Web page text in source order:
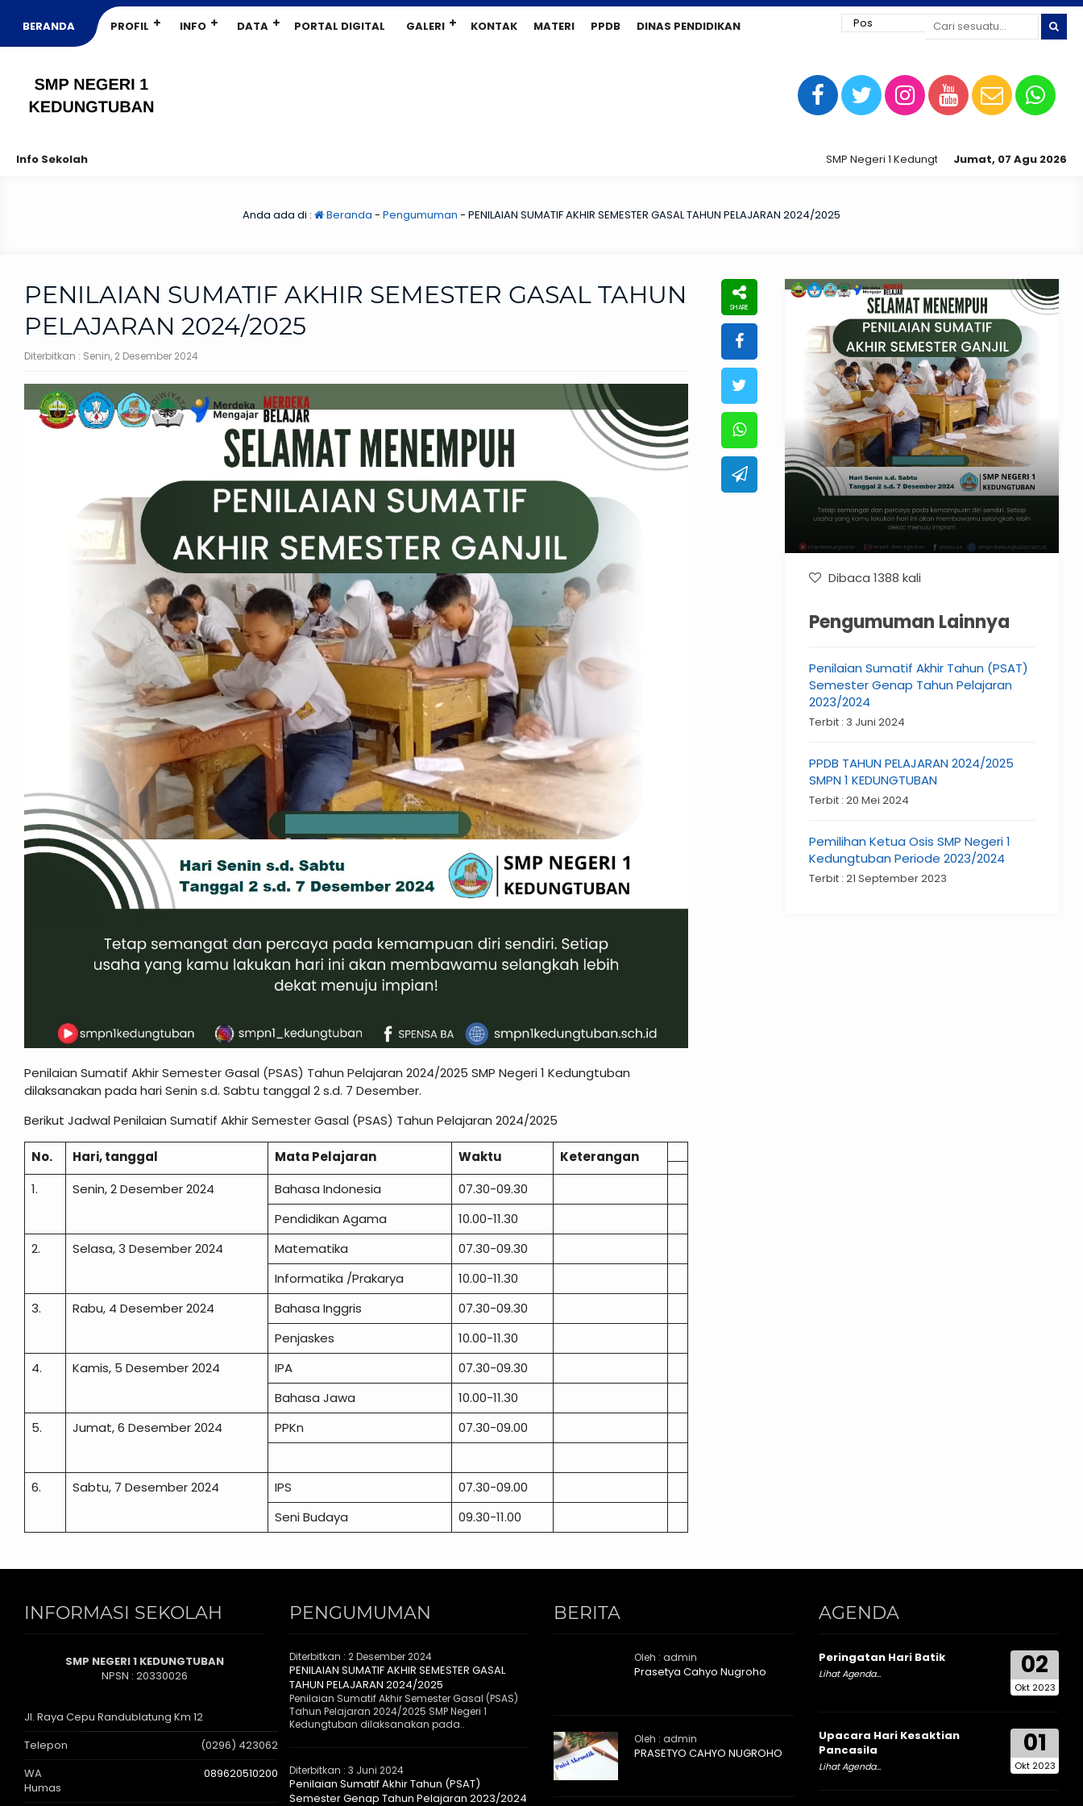
BERANDA PROFIL INFO DATA PORTAL DIGITAL GALERI KONTAK MATERI PPDB DINAS PENDIDIKAN
Info Sekolah Jumat, 07 Agu 2026
SMP Negeri 1 Kedungtuban jaya siap digital !
Anda ada di : Beranda - Pengumuman - PENILAIAN SUMATIF AKHIR SEMESTER GASAL TAHUN PELAJARAN 2024/2025
PENILAIAN SUMATIF AKHIR SEMESTER GASAL TAHUN
PELAJARAN 2024/2025
Diterbitkan : Senin, 2 Desember 2024
Penilaian Sumatif Akhir Semester Gasal (PSAS) Tahun Pelajaran 2024/2025 SMP Negeri 1 Kedungtuban
dilaksanakan pada hari Senin s.d. Sabtu tanggal 2 s.d. 7 Desember.
Berikut Jadwal Penilaian Sumatif Akhir Semester Gasal (PSAS) Tahun Pelajaran 2024/2025
No. Hari, tanggal Mata Pelajaran Waktu
Keterangan
1.
Senin, 2 Desember 2024 Bahasa Indonesia
07.30-09.30
Pendidikan Agama
10.00-11.30
2.
Selasa, 3 Desember 2024 Matematika
07.30-09.30
Informatika /Prakarya
10.00-11.30
3.
Rabu, 4 Desember 2024 Bahasa Inggris
07.30-09.30
Penjaskes
10.00-11.30
4.
Kamis, 5 Desember 2024 IPA
07.30-09.30
Bahasa Jawa
10.00-11.30
5.
Jumat, 6 Desember 2024 PPKn 07.30-09.00
6. Sabtu, 7 Desember 2024 IPS
07.30-09.00
Seni Budaya
09.30-11.00
Dibaca 1388 kali
Pengumuman Lainnya
Penilaian Sumatif Akhir Tahun (PSAT)
Semester Genap Tahun Pelajaran
2023/2024
Terbit : 3 Juni 2024
PPDB TAHUN PELAJARAN 2024/2025
SMPN 1 KEDUNGTUBAN
Terbit : 20 Mei 2024
Pemilihan Ketua Osis SMP Negeri 1
Kedungtuban Periode 2023/2024
Terbit : 21 September 2023
INFORMASI SEKOLAH
SMP NEGERI 1 KEDUNGTUBAN
NPSN : 20330026
Jl. Raya Cepu Randublatung Km 12
Telepon
(0296) 423062
WA
Humas
089620510200
PENGUMUMAN
Diterbitkan : 2 Desember 2024
PENILAIAN SUMATIF AKHIR SEMESTER GASAL
TAHUN PELAJARAN 2024/2025
Penilaian Sumatif Akhir Semester Gasal (PSAS)
Tahun Pelajaran 2024/2025 SMP Negeri 1
Kedungtuban dilaksanakan pada..
Diterbitkan : 3 Juni 2024
Penilaian Sumatif Akhir Tahun (PSAT)
Semester Genap Tahun Pelajaran 2023/2024
BERITA
Oleh : admin
Prasetya Cahyo Nugroho
Oleh : admin
PRASETYO CAHYO NUGROHO
AGENDA
02
Okt 2023
Peringatan Hari Batik
Lihat Agenda...
01
Okt 2023
Upacara Hari Kesaktian
Pancasila
Lihat Agenda...